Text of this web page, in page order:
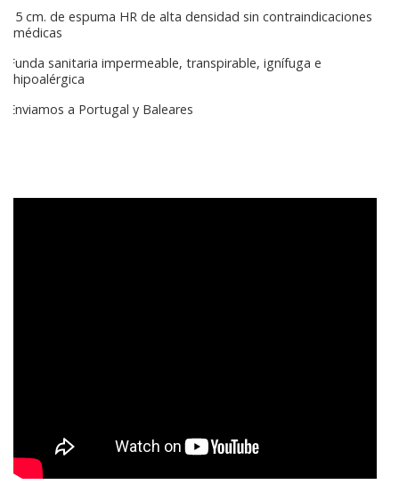
15 cm. de espuma HR de alta densidad sin contraindicaciones
médicas
Funda sanitaria impermeable, transpirable, ignífuga e
hipoalérgica
Enviamos a Portugal y Baleares